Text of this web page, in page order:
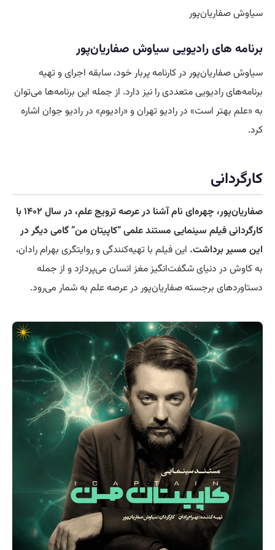
سیاوش صفاریان‌پور
برنامه های رادیویی سیاوش صفاریان‌پور
سیاوش صفاریان‌پور در کارنامه پربار خود، سابقه اجرای و تهیه
برنامه‌های رادیویی متعددی را نیز دارد. از جمله این برنامه‌ها می‌توان
به «علم بهتر است» در رادیو تهران و «رادیوم» در رادیو جوان اشاره
کرد.
کارگردانی
صفاریان‌پور، چهره‌ای نام آشنا در عرصه ترویج علم، در سال ۱۴۰۲ با
کارگردانی فیلم سینمایی مستند علمی “کاپیتان من” گامی دیگر در
این مسیر برداشت. این فیلم با تهیه‌کنندگی و روایتگری بهرام رادان،
به کاوش در دنیای شگفت‌انگیز مغز انسان می‌پردازد و از جمله
دستاوردهای برجسته صفاریان‌پور در عرصه علم به شمار می‌رود.